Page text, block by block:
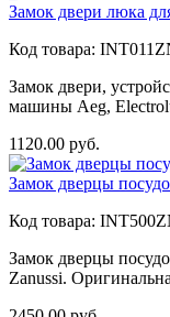
Замок двери люка
Код товара:
Замок двери,
машины Aeg,
1120.00 руб.
Замок дверцы
Код товара:
Замок дверцы
Zanussi.